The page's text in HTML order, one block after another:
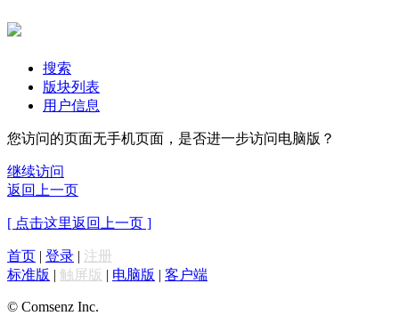
搜索
版块列表
用户信息
您访问的页面无手机页面，是否进一步访问电脑版？
继续访问
返回上一页
[ 点击这里返回上一页 ]
首页 | 登录 | 注册
标准版 | 触屏版 | 电脑版 | 客户端
© Comsenz Inc.